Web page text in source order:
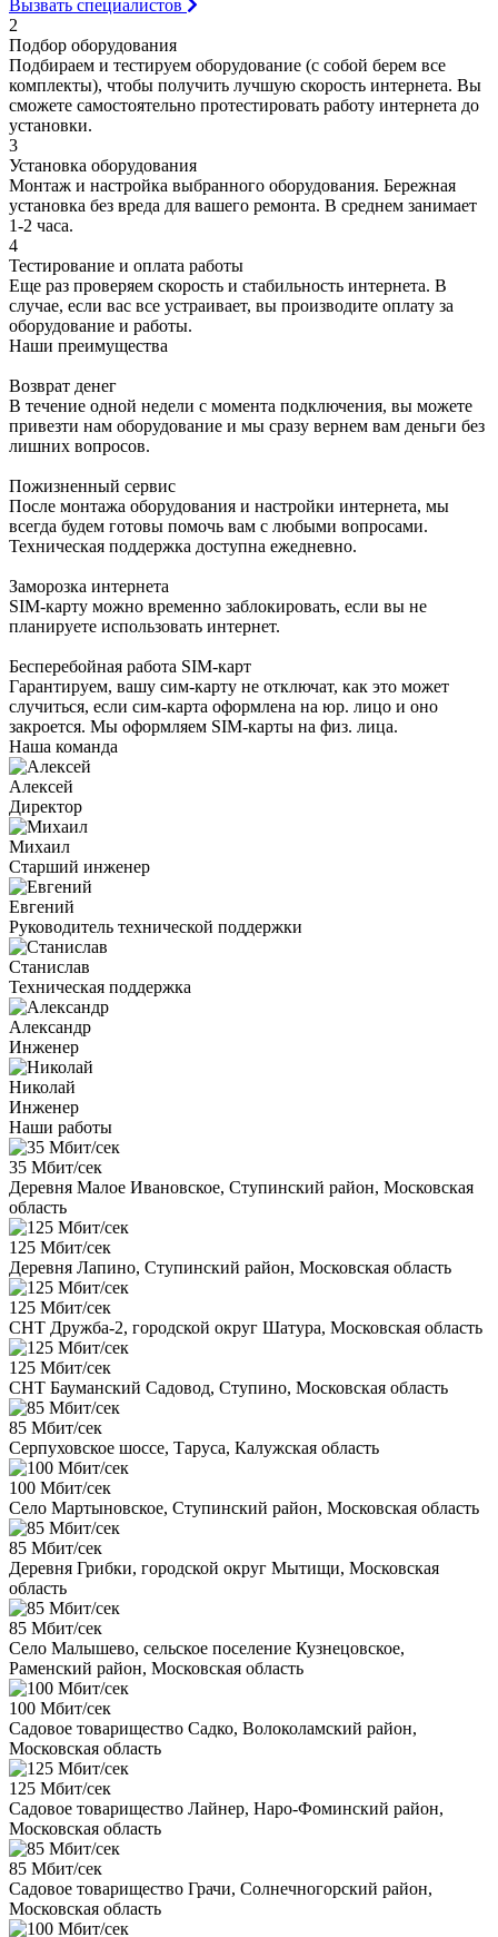
Вызвать специалистов
2
Подбор оборудования
Подбираем и тестируем оборудование (с собой берем все
комплекты), чтобы получить лучшую скорость интернета. Вы
сможете самостоятельно протестировать работу интернета до
установки.
3
Установка оборудования
Монтаж и настройка выбранного оборудования. Бережная
установка без вреда для вашего ремонта. В среднем занимает
1-2 часа.
4
Тестирование и оплата работы
Еще раз проверяем скорость и стабильность интернета. В
случае, если вас все устраивает, вы производите оплату за
оборудование и работы.
Наши преимущества
Возврат денег
В течение одной недели с момента подключения, вы можете
привезти нам оборудование и мы сразу вернем вам деньги без
лишних вопросов.
Пожизненный сервис
После монтажа оборудования и настройки интернета, мы
всегда будем готовы помочь вам с любыми вопросами.
Техническая поддержка доступна ежедневно.
Заморозка интернета
SIM-карту можно временно заблокировать, если вы не
планируете использовать интернет.
Бесперебойная работа SIM-карт
Гарантируем, вашу сим-карту не отключат, как это может
случиться, если сим-карта оформлена на юр. лицо и оно
закроется. Мы оформляем SIM-карты на физ. лица.
Наша команда
Алексей
Директор
Михаил
Старший инженер
Евгений
Руководитель технической поддержки
Станислав
Техническая поддержка
Александр
Инженер
Николай
Инженер
Наши работы
35 Мбит/сек
Деревня Малое Ивановское, Ступинский район, Московская
область
125 Мбит/сек
Деревня Лапино, Ступинский район, Московская область
125 Мбит/сек
СНТ Дружба-2, городской округ Шатура, Московская область
125 Мбит/сек
СНТ Бауманский Садовод, Ступино, Московская область
85 Мбит/сек
Серпуховское шоссе, Таруса, Калужская область
100 Мбит/сек
Село Мартыновское, Ступинский район, Московская область
85 Мбит/сек
Деревня Грибки, городской округ Мытищи, Московская
область
85 Мбит/сек
Село Малышево, сельское поселение Кузнецовское,
Раменский район, Московская область
100 Мбит/сек
Садовое товарищество Садко, Волоколамский район,
Московская область
125 Мбит/сек
Садовое товарищество Лайнер, Наро-Фоминский район,
Московская область
85 Мбит/сек
Садовое товарищество Грачи, Солнечногорский район,
Московская область